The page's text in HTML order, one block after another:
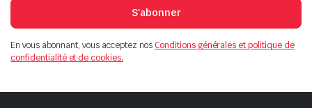
S'abonner
En vous abonnant, vous acceptez nosConditions générales et politique de
confidentialité et de cookies.